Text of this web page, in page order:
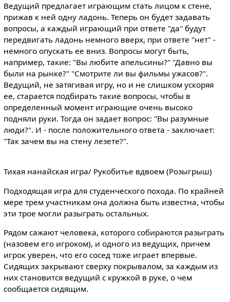
Ведущий предлагает играющим стать лицом к стене,
прижав к ней одну ладонь. Теперь он будет задавать
вопросы, а каждый играющий при ответе "да" будут
передвигать ладонь немного вверх, при ответе "нет" -
немного опускать ее вниз. Вопросы могут быть,
например, такие: "Вы любите апельсины?" "Давно вы
были на рынке?" "Смотрите ли вы фильмы ужасов?".
Ведущий, не затягивая игру, но и не слишком ускоряя
ее, старается подбирать такие вопросы, чтобы в
определенный момент играющие очень высоко
подняли руки. Тогда он задает вопрос: "Вы разумные
люди?". И - после положительного ответа - заключает:
"Так зачем вы на стену лезете?".
Тихая нанайская игра/ Рукобитье вдвоем (Розыгрыш)
Подходящая игра для студенческого похода. По крайней
мере трем участникам она должна быть известна, чтобы
эти трое могли разыграть остальных.
Рядом сажают человека, которого собираются разыграть
(назовем его игроком), и одного из ведущих, причем
игрок уверен, что его сосед тоже играет впервые.
Сидящих закрывают сверху покрывалом, за каждым из
них становится ведущий с кружкой в руке, о чем
сообщается сидящим.